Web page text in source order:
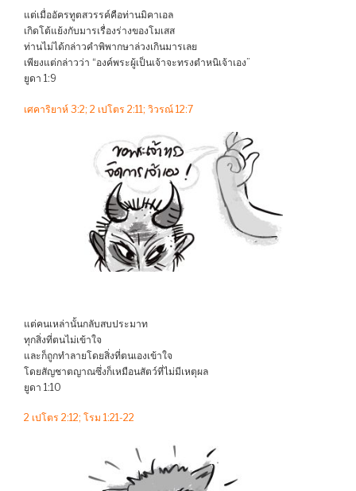
แต่เมื่ออัครทูตสวรรค์คือท่านมิคาเอล
เกิดโต้แย้งกับมารเรื่องร่างของโมเสส
ท่านไม่ได้กล่าวคำพิพากษาล่วงเกินมารเลย
เพียงแต่กล่าวว่า “องค์พระผู้เป็นเจ้าจะทรงตำหนิเจ้าเอง”
ยูดา 1:9
เศคาริยาห์ 3:2; 2 เปโตร 2:11; วิวรณ์ 12:7
แต่คนเหล่านั้นกลับสบประมาท
ทุกสิ่งที่ตนไม่เข้าใจ
และก็ถูกทำลายโดยสิ่งที่ตนเองเข้าใจ
โดยสัญชาตญาณซึ่งก็เหมือนสัตว์ที่ไม่มีเหตุผล
ยูดา 1:10
2 เปโตร 2:12; โรม 1:21-22